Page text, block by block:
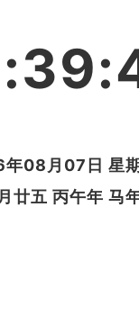
08月07日 星
廿五 丙午年 马